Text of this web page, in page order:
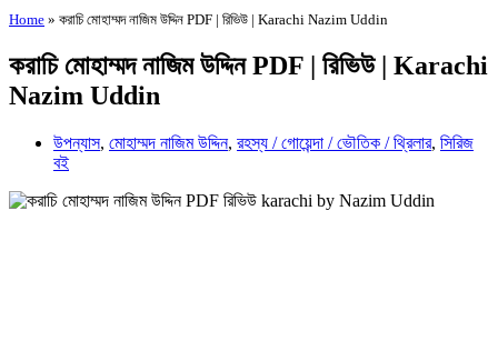
Home » করাচি মোহাম্মদ নাজিম উদ্দিন PDF | রিভিউ | Karachi Nazim Uddin
করাচি মোহাম্মদ নাজিম উদ্দিন PDF | রিভিউ | Karachi
Nazim Uddin
উপন্যাস, মোহাম্মদ নাজিম উদ্দিন, রহস্য / গোয়েন্দা / ভৌতিক / থ্রিলার, সিরিজ
বই